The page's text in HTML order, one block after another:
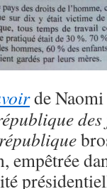
de Naomi
des
empêtrée